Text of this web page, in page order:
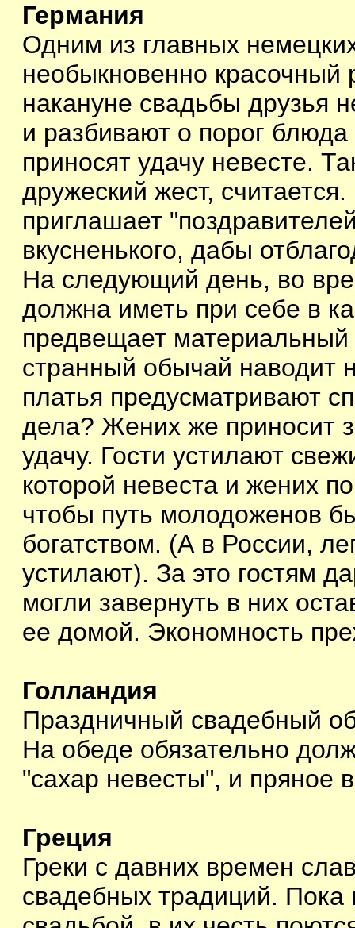
Германия
Одним из главных
необыкновенно
накануне свадьбы друзья
и разбивают о порог блюда
приносят удачу невесте.
дружеский жест,
приглашает
вкусненького, дабы
На следующий день, во
должна иметь при себе в
предвещает
странный обычай наводит
платья предусматривают
дела? Жених же приносит
удачу. Гости устилают
которой невеста и жених
чтобы путь молодоженов
богатством. (А в России,
устилают). За это гостям
могли завернуть в них
ее домой. Экономность
Голландия
Праздничный свадебный
На обеде обязательно
"сахар невесты", и пряное
Греция
Греки с давних времен
свадебных традиций. Пока